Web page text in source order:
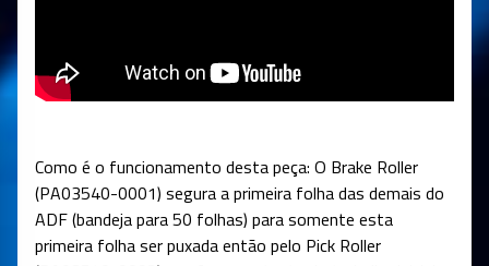
Como é o funcionamento desta peça: O Brake Roller
(PA03540-0001) segura a primeira folha das demais do
ADF (bandeja para 50 folhas) para somente esta
primeira folha ser puxada então pelo Pick Roller